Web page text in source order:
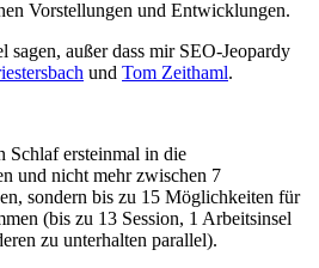
Vorstellungen und Entwicklungen.
außer dass mir SEO-Jeopardy
und Tom Zeithaml.
Schlaf ersteinmal in die
und nicht mehr zwischen 7
sondern bis zu 15 Möglichkeiten für
(bis zu 13 Session, 1 Arbeitsinsel
zu unterhalten parallel).